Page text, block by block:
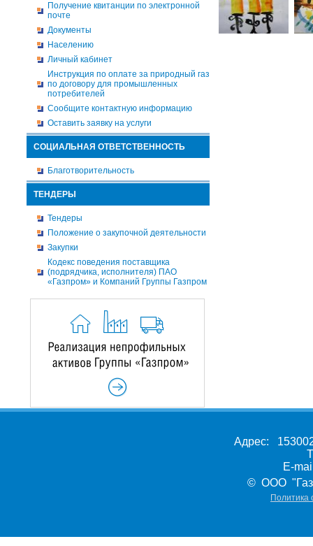
Получение квитанции по электронной
почте
Документы
Населению
Личный кабинет
Инструкция по оплате за природный газ
по договору для промышленных
потребителей
Сообщите контактную информацию
Оставить заявку на услуги
СОЦИАЛЬНАЯ ОТВЕТСТВЕННОСТЬ
Благотворительность
ТЕНДЕРЫ
Тендеры
Положение о закупочной деятельности
Закупки
Кодекс поведения поставщика
(подрядчика, исполнителя) ПАО
«Газпром» и Компаний Группы Газпром
Адрес:
E-
© ООО
Политика